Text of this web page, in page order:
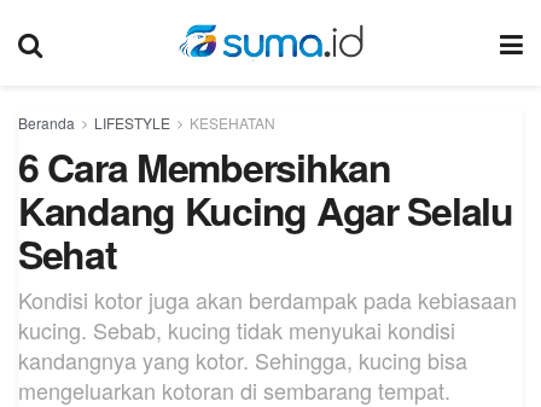
Beranda LIFESTYLE KESEHATAN
6 Cara Membersihkan
Kandang Kucing Agar Selalu
Sehat
Kondisi kotor juga akan berdampak pada kebiasaan
kucing. Sebab, kucing tidak menyukai kondisi
kandangnya yang kotor. Sehingga, kucing bisa
mengeluarkan kotoran di sembarang tempat.